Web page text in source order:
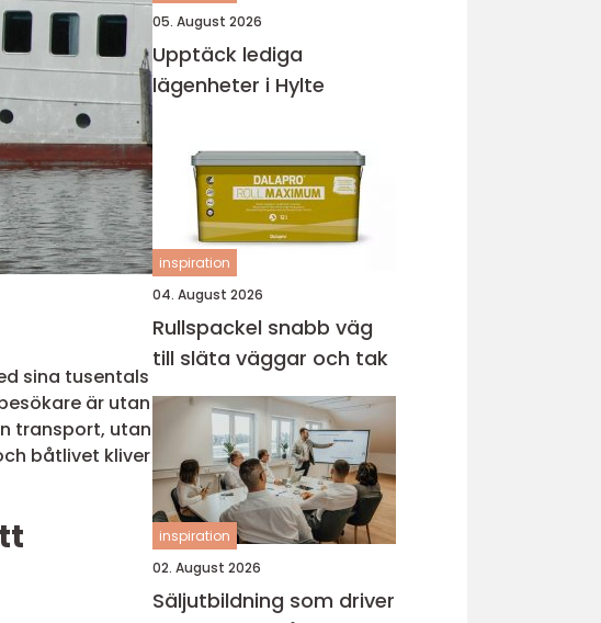
sina tusentals
är utan
transport, utan
båtlivet kliver
05. August 2026
Upptäck lediga
lägenheter i Hylte
inspiration
04. August 2026
Rullspackel snabb väg
till släta väggar och tak
inspiration
02. August 2026
Säljutbildning som driver